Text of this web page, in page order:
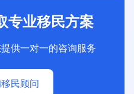
专业移民方案
供一对一的咨询服务
民顾问